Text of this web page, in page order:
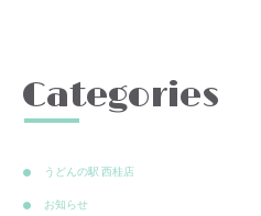
Categories
うどんの駅 西桂店
お知らせ